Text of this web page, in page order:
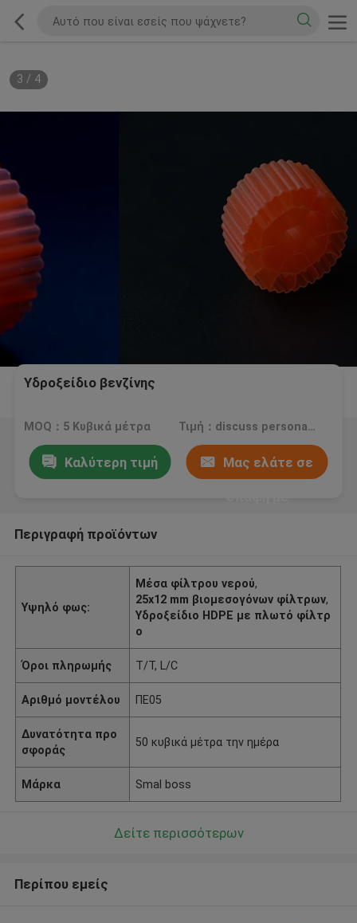
3 / 4
Υδροξείδιο βενζίνης
MOQ：5 Κυβικά μέτρα Τιμή：discuss personally
Καλύτερη τιμή Μας ελάτε σε
Περιγραφή προϊόντων
Υψηλό φως:
Μέσα φίλτρου νερού,
25x12 mm βιομεσογόνων φίλτρων,
Υδροξείδιο HDPE με πλωτό φίλτρ
ο
Όροι πληρωμής T/T, L/C
Αριθμό μοντέλου ΠΕ05
Δυνατότητα προ
σφοράς
50 κυβικά μέτρα την ημέρα
Μάρκα Smal boss
Δείτε περισσότερων
Περίπου εμείς